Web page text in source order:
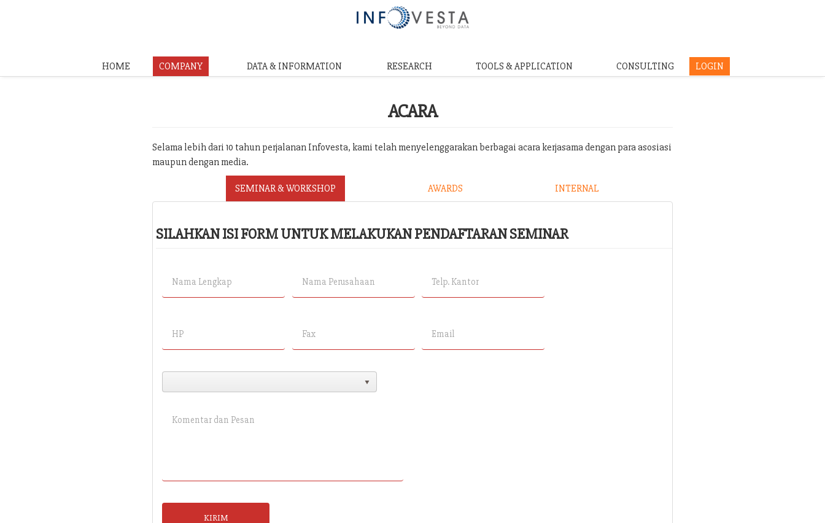
HOME COMPANY DATA & INFORMATION RESEARCH TOOLS & APPLICATION CONSULTING LOGIN
ACARA
Selama lebih dari 10 tahun perjalanan Infovesta, kami telah menyelenggarakan berbagai acara kerjasama dengan para asosiasi
maupun dengan media.
SEMINAR & WORKSHOP AWARDS INTERNAL
SILAHKAN ISI FORM UNTUK MELAKUKAN PENDAFTARAN SEMINAR